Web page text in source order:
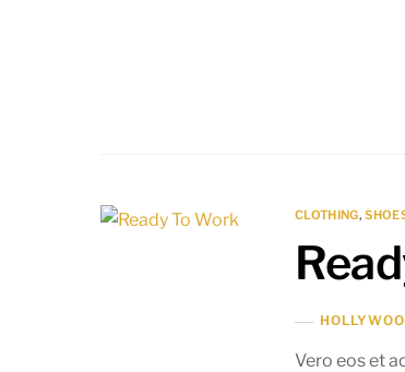
CLOTHING,
Vero eos et